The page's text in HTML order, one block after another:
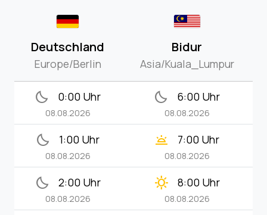
Deutschland
Europe/Berlin
Bidur
Asia/Kuala_Lumpur
bedtime 0:00 Uhr
08.08.2026
bedtime 6:00 Uhr
08.08.2026
bedtime 1:00 Uhr
08.08.2026
wb_twilight 7:00 Uhr
08.08.2026
bedtime 2:00 Uhr
08.08.2026
clear_day 8:00 Uhr
08.08.2026